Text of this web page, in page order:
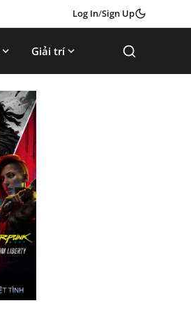
Log In/Sign Up
Giải trí